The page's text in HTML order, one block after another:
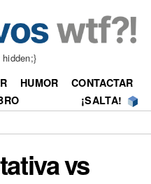
HUMOR
CONTACTAR
¡SALTA!
vs